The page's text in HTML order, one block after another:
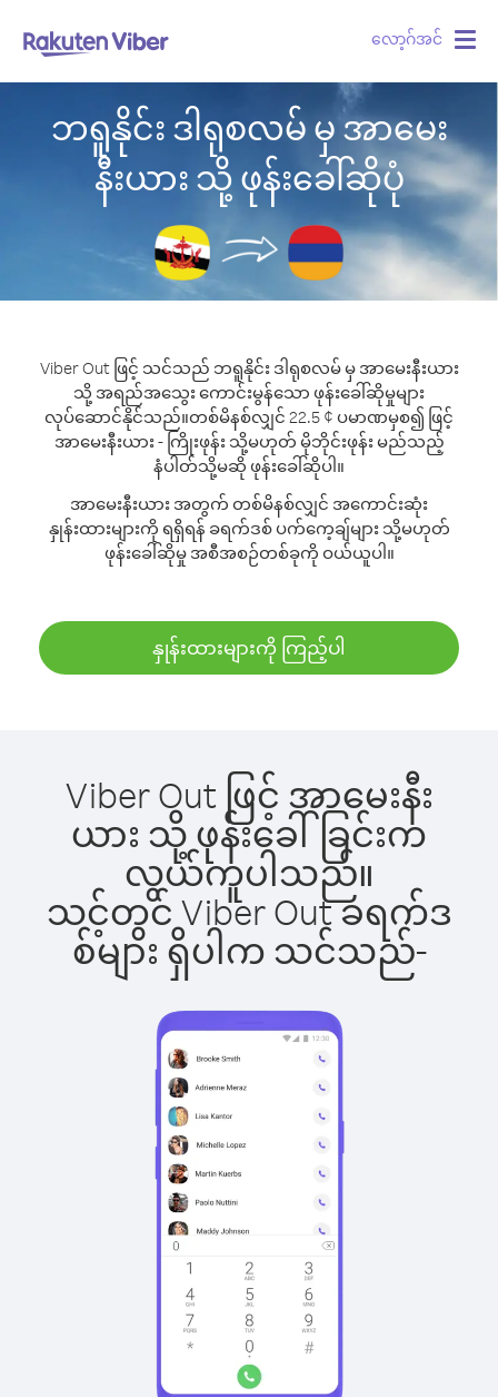
လော့ဂ်အင်
ဘရူနိုင်း ဒါရုစလမ် မှ အာမေး
နီးယား သို့ ဖုန်းခေါ်ဆိုပုံ
Viber Out ဖြင့် သင်သည် ဘရူနိုင်း ဒါရုစလမ် မှ အာမေးနီးယား
သို့ အရည်အသွေး ကောင်းမွန်သော ဖုန်းခေါ်ဆိုမှုများ
လုပ်ဆောင်နိုင်သည်။တစ်မိနစ်လျှင် 22.5 ¢ ပမာဏမှစ၍ ဖြင့်
အာမေးနီးယား - ကြိုးဖုန်း သို့မဟုတ် မိုဘိုင်းဖုန်း မည်သည့်
နံပါတ်သို့မဆို ဖုန်းခေါ်ဆိုပါ။
အာမေးနီးယား အတွက် တစ်မိနစ်လျှင် အကောင်းဆုံး
နှုန်းထားများကို ရရှိရန် ခရက်ဒစ် ပက်ကေ့ချ်များ သို့မဟုတ်
ဖုန်းခေါ်ဆိုမှု အစီအစဉ်တစ်ခုကို ဝယ်ယူပါ။
နှုန်းထားများကို ကြည့်ပါ
Viber Out ဖြင့် အာမေးနီး
ယား သို့ ဖုန်းခေါ်ခြင်းက
လွယ်ကူပါသည်။
သင့်တွင် Viber Out ခရက်ဒ
စ်များ ရှိပါက သင်သည်-